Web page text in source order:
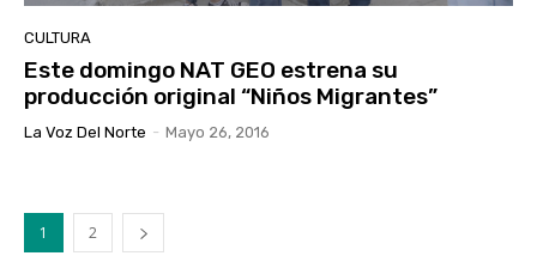
CULTURA
Este domingo NAT GEO estrena su
producción original “Niños Migrantes”
La Voz Del Norte - Mayo 26, 2016
1 2